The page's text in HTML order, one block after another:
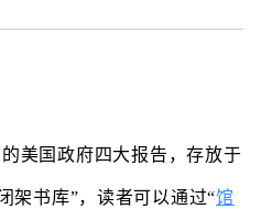
美国政府四大报告 ，存放于
架书库”，读者可以通过“馆